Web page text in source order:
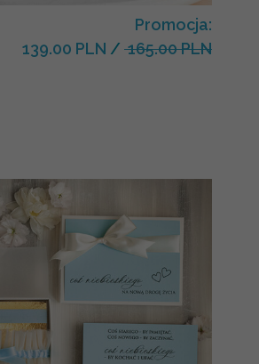
Promocja:
139.00 PLN / 165.00 PLN